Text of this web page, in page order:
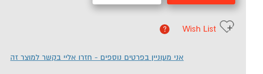
Wish List
?
אני מעוניין בפרטים נוספים - חזרו אליי בקשר למוצר זה